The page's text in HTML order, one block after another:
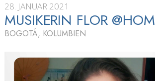
28. JANUAR 2021
MUSIKERIN FLOR
BOGOTÁ, KOLUMBIEN